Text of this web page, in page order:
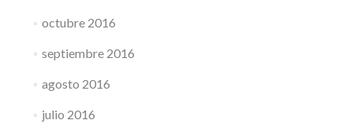
octubre 2016
septiembre 2016
agosto 2016
julio 2016